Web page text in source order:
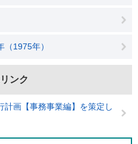
1975年）
ンク
計画【事務事業編】を策定し